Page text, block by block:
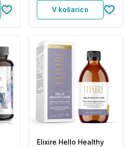
V košarico
Elixire Hello Healthy